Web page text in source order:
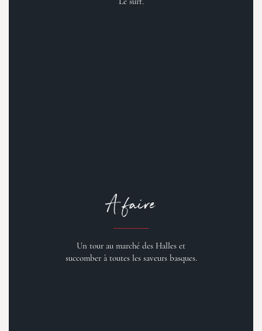
A faire
Un tour au marché des Halles et
succomber à toutes les saveurs basques.